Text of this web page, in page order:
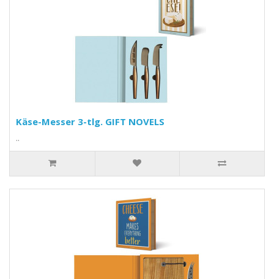
Käse-Messer 3-tlg. GIFT NOVELS
..